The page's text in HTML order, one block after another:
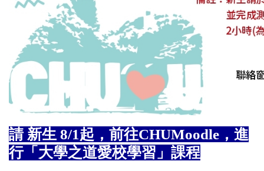
請 新生 8/1起，前往CHUMoodle，進
行「大學之道愛校學習」課程